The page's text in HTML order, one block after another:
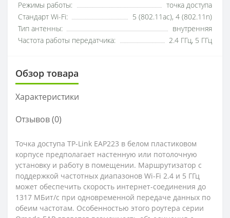
Режимы работы:
точка доступа
Стандарт Wi-Fi:
5 (802.11ac), 4 (802.11n)
Тип антенны:
внутренняя
Частота работы передатчика:
2.4 ГГц, 5 ГГц
Обзор товара
Характеристики
Отзывов (0)
Точка доступа TP-Link EAP223 в белом пластиковом
корпусе предполагает настенную или потолочную
установку и работу в помещении. Маршрутизатор с
поддержкой частотных диапазонов Wi-Fi 2.4 и 5 ГГц
может обеспечить скорость интернет-соединения до
1317 МБит/с при одновременной передаче данных по
обеим частотам. Особенностью этого роутера серии